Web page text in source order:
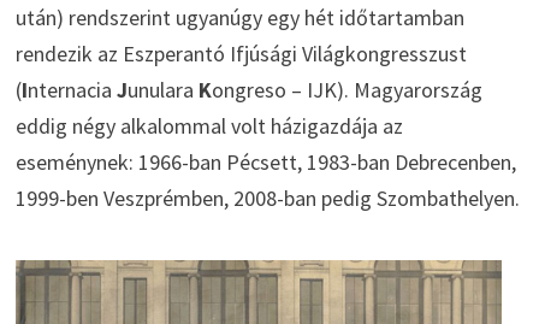
után) rendszerint ugyanúgy egy hét időtartamban
rendezik az Eszperantó Ifjúsági Világkongresszust
(Internacia Junulara Kongreso – IJK). Magyarország
eddig négy alkalommal volt házigazdája az
eseménynek: 1966-ban Pécsett, 1983-ban Debrecenben,
1999-ben Veszprémben, 2008-ban pedig Szombathelyen.